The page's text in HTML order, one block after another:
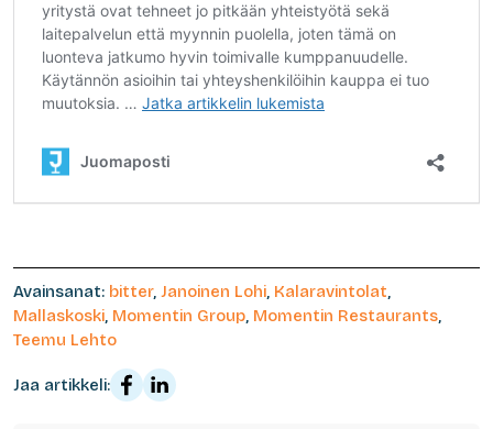
Avainsanat: bitter, Janoinen Lohi, Kalaravintolat,
Mallaskoski, Momentin Group, Momentin Restaurants,
Teemu Lehto
Jaa artikkeli: